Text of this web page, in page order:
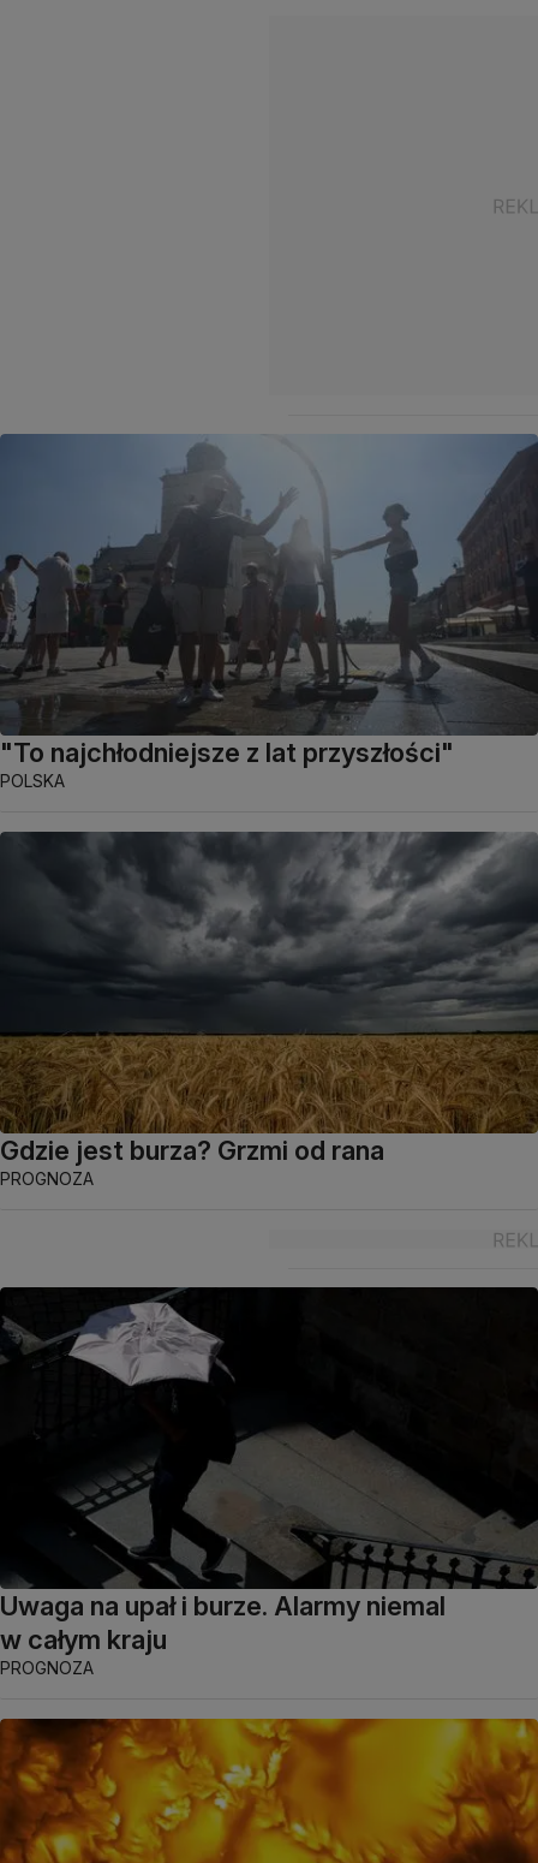
"To najchłodniejsze z lat przyszłości"
POLSKA
Gdzie jest burza? Grzmi od rana
PROGNOZA
Uwaga na upał i burze. Alarmy niemal
w całym kraju
PROGNOZA